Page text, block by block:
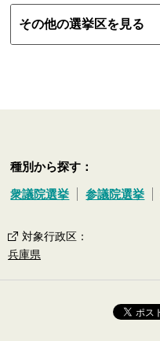
種別から探す：
衆議院選挙 参議院選挙
対象行政区 ：
兵庫県